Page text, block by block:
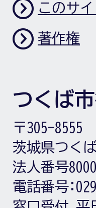
このサ
著作権
つくば
〒305-8555
茨城県つく
法人番号
電話番号: